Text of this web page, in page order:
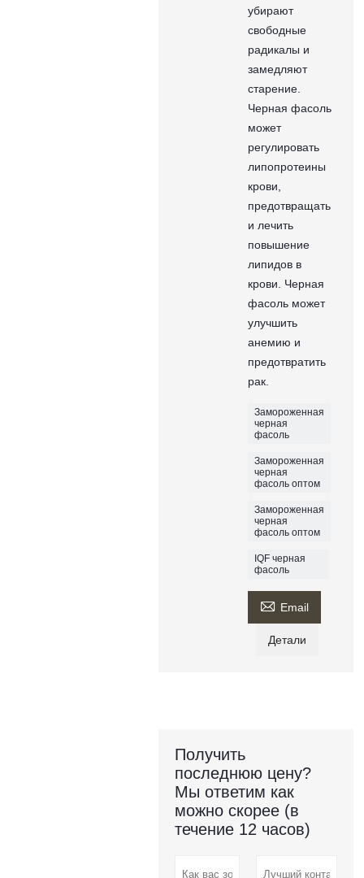
убирают
свободные
радикалы и
замедляют
старение.
Черная фасоль
может
регулировать
липопротеины
крови,
предотвращать
и лечить
повышение
липидов в
крови. Черная
фасоль может
улучшить
анемию и
предотвратить
рак.
Замороженная
черная
фасоль
Замороженная
черная
фасоль оптом
Замороженная
черная
фасоль оптом
IQF черная
фасоль
 Email
Детали
Получить
последнюю цену?
Мы ответим как
можно скорее (в
течение 12 часов)